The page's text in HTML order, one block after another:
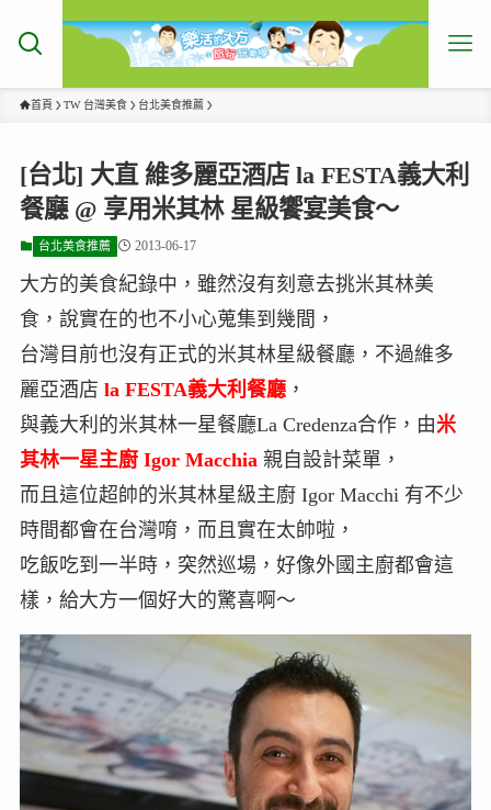
首頁 TW 台灣美食 台北美食推薦
[台北] 大直 維多麗亞酒店 la FESTA義大利
餐廳 @ 享用米其林 星級饗宴美食～
台北美食推薦 2013-06-17
大方的美食紀錄中，雖然沒有刻意去挑米其林美
食，說實在的也不小心蒐集到幾間，
台灣目前也沒有正式的米其林星級餐廳，不過維多
麗亞酒店 la FESTA義大利餐廳，
與義大利的米其林一星餐廳La Credenza合作，由米
其林一星主廚 Igor Macchia親自設計菜單，
而且這位超帥的米其林星級主廚 Igor Macchi 有不少
時間都會在台灣唷，而且實在太帥啦，
吃飯吃到一半時，突然巡場，好像外國主廚都會這
樣，給大方一個好大的驚喜啊～